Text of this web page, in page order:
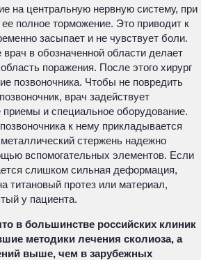
на центральную нервную систему, при
ее полное торможение. Это приводит к
засыпает и не чувствует боли.
в обозначенной области делает
поражения. После этого хирург
позвоночника. Чтобы не повредить
врач задействует
приемы и специальное оборудование.
к нему прикладывается
стержень надежно
вспомогательных элементов. Если
слишком сильная деформация,
титановый протез или материал,
у пациента.
в большинстве российских клиник
методики лечения сколиоза, а
выше, чем в зарубежных